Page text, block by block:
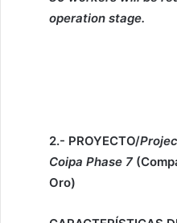
operation stage.
2.- PROYECTO/
Coipa Phase 7
Oro)